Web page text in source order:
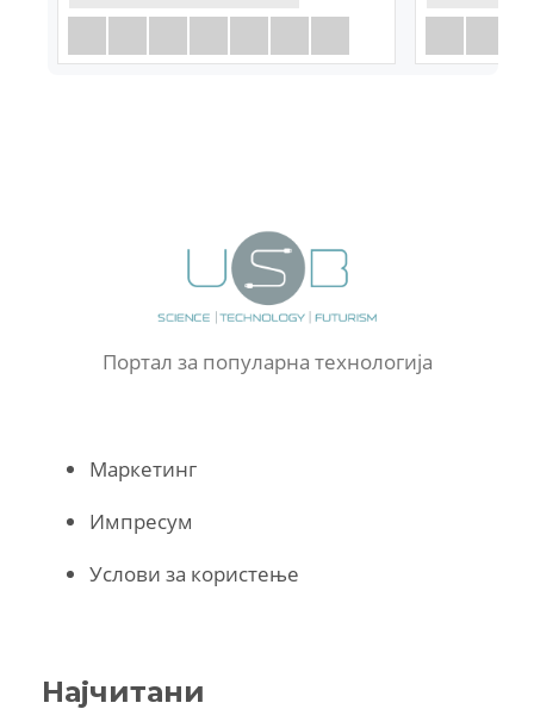
Портал за популарна технологија
Маркетинг
Импресум
Услови за користење
Најчитани